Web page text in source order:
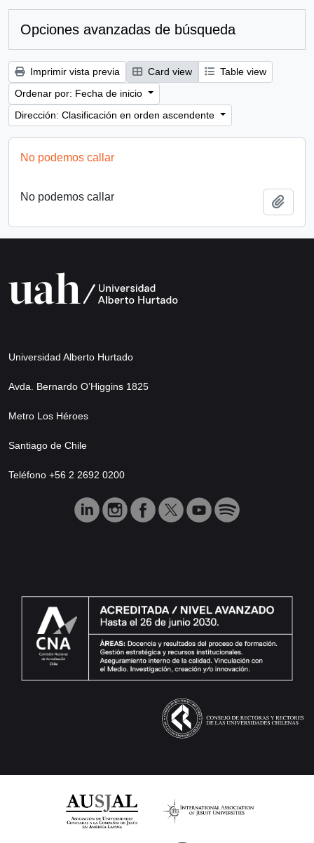
Opciones avanzadas de búsqueda
Imprimir vista previa Card view
Table view
Ordenar por: Fecha de inicio
Dirección: Clasificación en orden ascendente
No podemos callar
No podemos callar
Universidad Alberto Hurtado
Avda. Bernardo O’Higgins 1825
Metro Los Héroes
Santiago de Chile
Teléfono +56 2 2692 0200